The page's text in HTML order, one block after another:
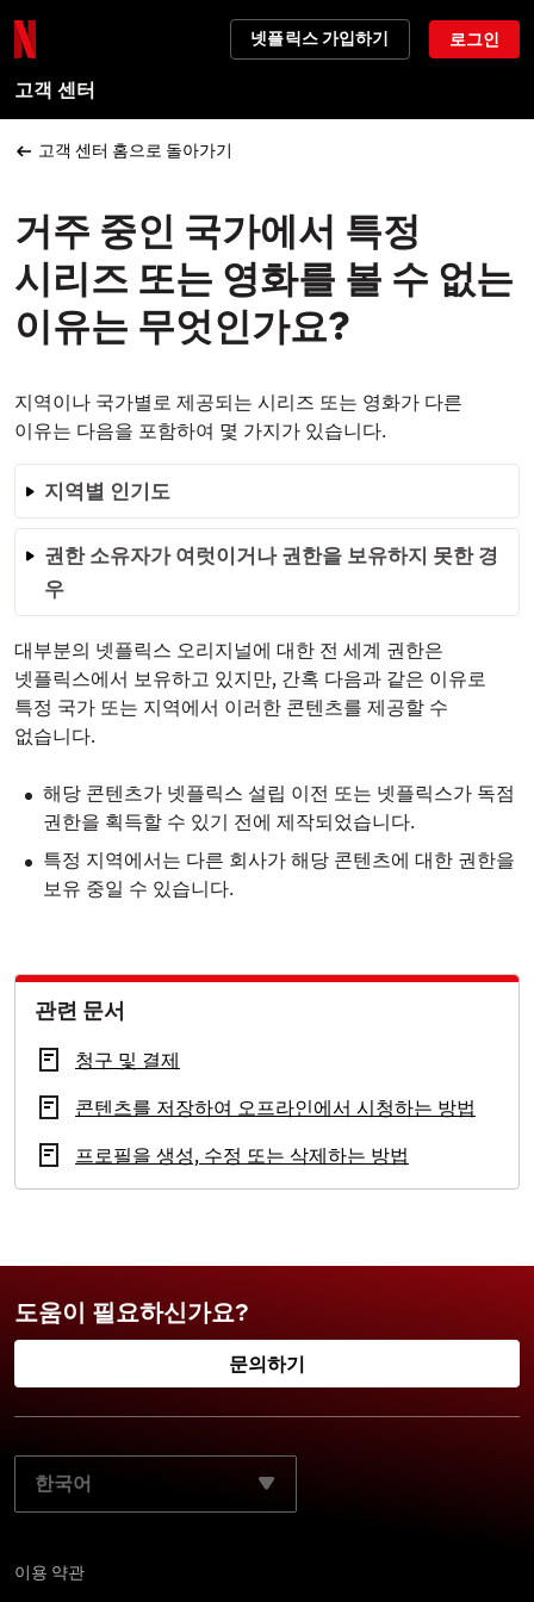
넷플릭스 가입하기 로그인
고객 센터
고객 센터 홈으로 돌아가기
거주 중인 국가에서 특정
시리즈 또는 영화를 볼 수 없는
이유는 무엇인가요?
지역이나 국가별로 제공되는 시리즈 또는 영화가 다른
이유는 다음을 포함하여 몇 가지가 있습니다.
지역별 인기도
권한 소유자가 여럿이거나 권한을 보유하지 못한 경
우
대부분의 넷플릭스 오리지널에 대한 전 세계 권한은
넷플릭스에서 보유하고 있지만, 간혹 다음과 같은 이유로
특정 국가 또는 지역에서 이러한 콘텐츠를 제공할 수
없습니다.
해당 콘텐츠가 넷플릭스 설립 이전 또는 넷플릭스가 독점
권한을 획득할 수 있기 전에 제작되었습니다.
특정 지역에서는 다른 회사가 해당 콘텐츠에 대한 권한을
보유 중일 수 있습니다.
관련 문서
청구 및 결제
콘텐츠를 저장하여 오프라인에서 시청하는 방법
프로필을 생성, 수정 또는 삭제하는 방법
도움이 필요하신가요?
문의하기
기본 언어 선택:
이용 약관